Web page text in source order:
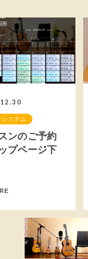
ステム
ンのご予約
プページ下